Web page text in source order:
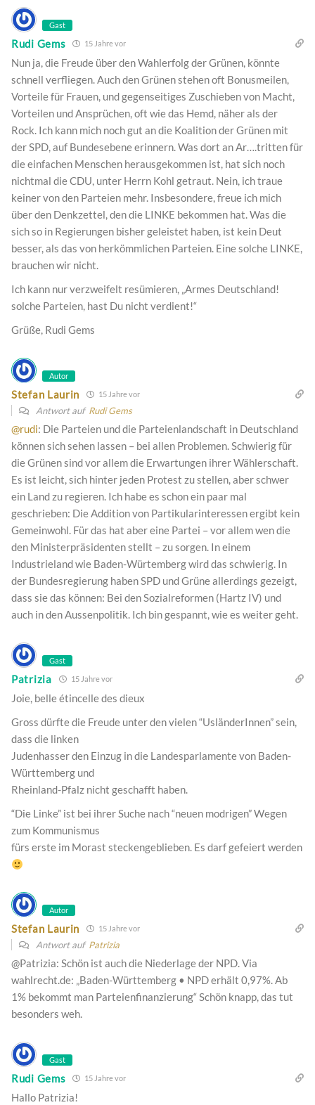
Gast
Rudi Gems 15 Jahre vor
Nun ja, die Freude über den Wahlerfolg der Grünen, könnte
schnell verfliegen. Auch den Grünen stehen oft Bonusmeilen,
Vorteile für Frauen, und gegenseitiges Zuschieben von Macht,
Vorteilen und Ansprüchen, oft wie das Hemd, näher als der
Rock. Ich kann mich noch gut an die Koalition der Grünen mit
der SPD, auf Bundesebene erinnern. Was dort an Ar….tritten für
die einfachen Menschen herausgekommen ist, hat sich noch
nichtmal die CDU, unter Herrn Kohl getraut. Nein, ich traue
keiner von den Parteien mehr. Insbesondere, freue ich mich
über den Denkzettel, den die LINKE bekommen hat. Was die
sich so in Regierungen bisher geleistet haben, ist kein Deut
besser, als das von herkömmlichen Parteien. Eine solche LINKE,
brauchen wir nicht.
Ich kann nur verzweifelt resümieren, „Armes Deutschland!
solche Parteien, hast Du nicht verdient!“
Grüße, Rudi Gems
Autor
Stefan Laurin 15 Jahre vor
Antwort auf Rudi Gems
@rudi: Die Parteien und die Parteienlandschaft in Deutschland
können sich sehen lassen – bei allen Problemen. Schwierig für
die Grünen sind vor allem die Erwartungen ihrer Wählerschaft.
Es ist leicht, sich hinter jeden Protest zu stellen, aber schwer
ein Land zu regieren. Ich habe es schon ein paar mal
geschrieben: Die Addition von Partikularinteressen ergibt kein
Gemeinwohl. Für das hat aber eine Partei – vor allem wen die
den Ministerpräsidenten stellt – zu sorgen. In einem
Industrieland wie Baden-Würtemberg wird das schwierig. In
der Bundesregierung haben SPD und Grüne allerdings gezeigt,
dass sie das können: Bei den Sozialreformen (Hartz IV) und
auch in den Aussenpolitik. Ich bin gespannt, wie es weiter geht.
Gast
Patrizia 15 Jahre vor
Joie, belle étincelle des dieux
Gross dürfte die Freude unter den vielen “UsländerInnen” sein,
dass die linken
Judenhasser den Einzug in die Landesparlamente von Baden-
Württemberg und
Rheinland-Pfalz nicht geschafft haben.
“Die Linke” ist bei ihrer Suche nach “neuen modrigen” Wegen
zum Kommunismus
fürs erste im Morast steckengeblieben. Es darf gefeiert werden
Autor
Stefan Laurin 15 Jahre vor
Antwort auf Patrizia
@Patrizia: Schön ist auch die Niederlage der NPD. Via
wahlrecht.de: „Baden-Württemberg • NPD erhält 0,97%. Ab
1% bekommt man Parteienfinanzierung“ Schön knapp, das tut
besonders weh.
Gast
Rudi Gems 15 Jahre vor
Hallo Patrizia!